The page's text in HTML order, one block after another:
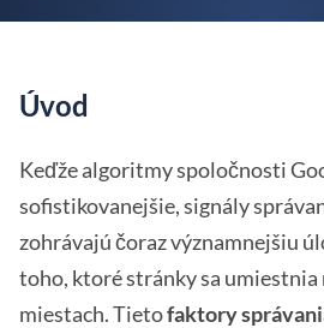
Úvod
Keďže algoritmy spoločnosti
sofistikovanejšie, signály
zohrávajú čoraz významnejšiu
toho, ktoré stránky sa umiestnia
miestach. Tietofaktory